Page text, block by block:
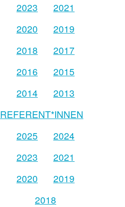
2023
2021
2020
2019
2018
2017
2016
2015
2014
2013
REFERENT*INNEN
2025
2024
2023
2021
2020
2019
2018